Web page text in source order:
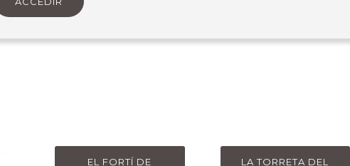
EL FORTÍ DE LA TORRETA DEL